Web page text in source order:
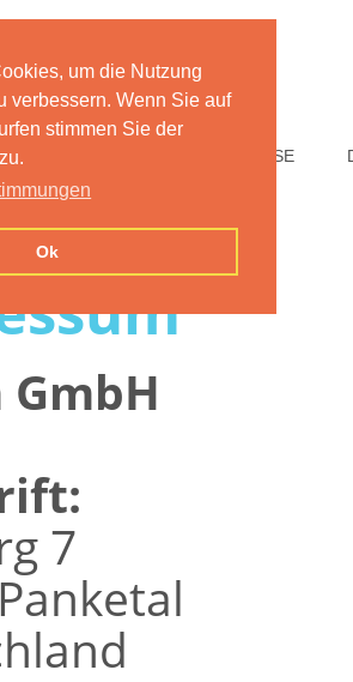
um die Nutzung
verbessern. Wenn Sie auf
stimmen Sie der
Ok
PREISE
7